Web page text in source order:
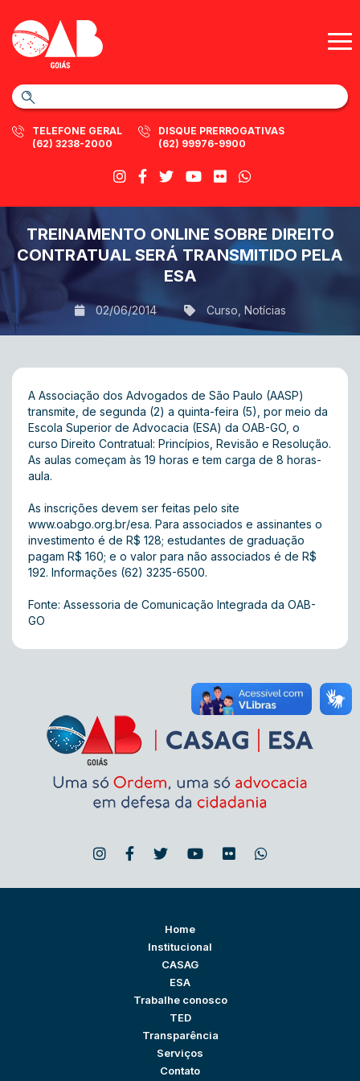
TELEFONE GERAL
(62) 3238-2000
DISQUE PRERROGATIVAS
(62) 99976-9900
TREINAMENTO ONLINE SOBRE DIREITO
CONTRATUAL SERÁ TRANSMITIDO PELA
ESA
02/06/2014 Curso Notícias
A Associação dos Advogados de São Paulo (AASP)
transmite, de segunda (2) a quinta-feira (5), por meio da
Escola Superior de Advocacia (ESA) da OAB-GO, o
curso Direito Contratual: Princípios, Revisão e Resolução.
As aulas começam às 19 horas e tem carga de 8 horas-
aula.
As inscrições devem ser feitas pelo site
www.oabgo.org.br/esa. Para associados e assinantes o
investimento é de R$ 128; estudantes de graduação
pagam R$ 160; e o valor para não associados é de R$
192. Informações (62) 3235-6500.
Fonte: Assessoria de Comunicação Integrada da OAB-
GO
Home
Institucional
CASAG
ESA
Trabalhe conosco
TED
Transparência
Serviços
Contato